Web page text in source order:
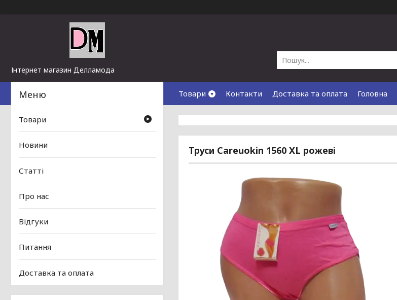
Інтернет магазин Делламода
Товари Контакти Доставка та оплата Головна
Труси Careuokin 1560 XL рожеві
Товари
Новини
Статті
Про нас
Відгуки
Питання
Доставка та оплата